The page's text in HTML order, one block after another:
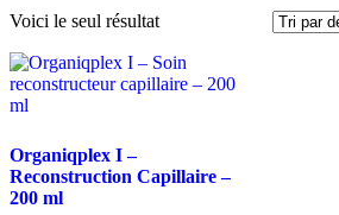
Voici le seul résultat
Organiqplex I –
Reconstruction Capillaire –
200 ml